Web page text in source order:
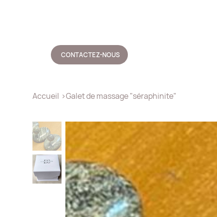
CONTACTEZ-NOUS
Accueil >Galet de massage "séraphinite"